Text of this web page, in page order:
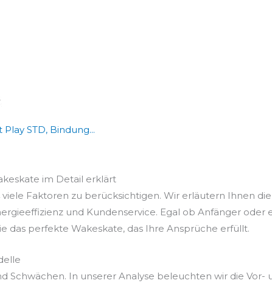
STD, Bindung...
im Detail erklärt
Faktoren zu berücksichtigen. Wir erläutern Ihnen
und Kundenservice. Egal ob Anfänger oder
das perfekte Wakeskate, das Ihre Ansprüche erfüllt.
Schwächen. In unserer Analyse beleuchten wir die